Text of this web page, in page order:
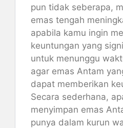
pun tidak seberapa,
emas tengah
apabila kamu ingin
keuntungan yang
untuk menunggu
agar emas Antam
dapat memberikan
Secara sederhana,
menyimpan emas
punya dalam kurun